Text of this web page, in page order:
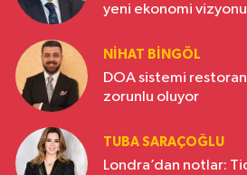
yeni ekonomi vizyonu
NIHAT BINGÖL
DOA sistemi
zorunlu oluyor
TUBA SARAÇOĞLU
Londra’dan notlar: